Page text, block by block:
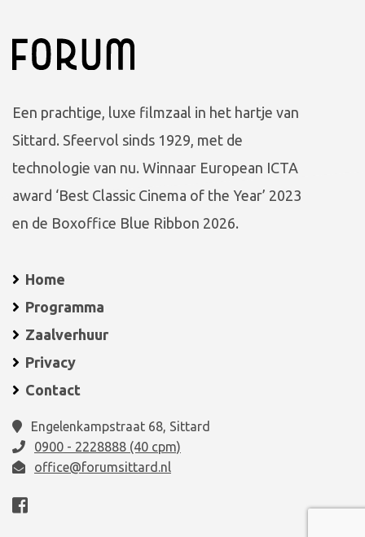
Een prachtige, luxe filmzaal in het hartje van
Sittard. Sfeervol sinds 1929, met de
technologie van nu. Winnaar European ICTA
award ‘Best Classic Cinema of the Year’ 2023
en de Boxoffice Blue Ribbon 2026.
Home
Programma
Zaalverhuur
Privacy
Contact
Engelenkampstraat 68, Sittard
0900 - 2228888 (40 cpm)
office@forumsittard.nl